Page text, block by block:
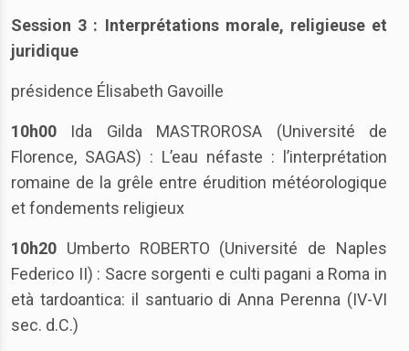
Session 3 : Interprétations morale, religieuse et
juridique
présidence Élisabeth Gavoille
10h00 Ida Gilda MASTROROSA (Université de
Florence, SAGAS) : L’eau néfaste : l’interprétation
romaine de la grêle entre érudition météorologique
et fondements religieux
10h20 Umberto ROBERTO (Université de Naples
Federico II) : Sacre sorgenti e culti pagani a Roma in
età tardoantica: il santuario di Anna Perenna (IV-VI
sec. d.C.)